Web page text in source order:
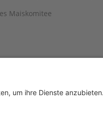
Maiskomitee
Münster GmbH